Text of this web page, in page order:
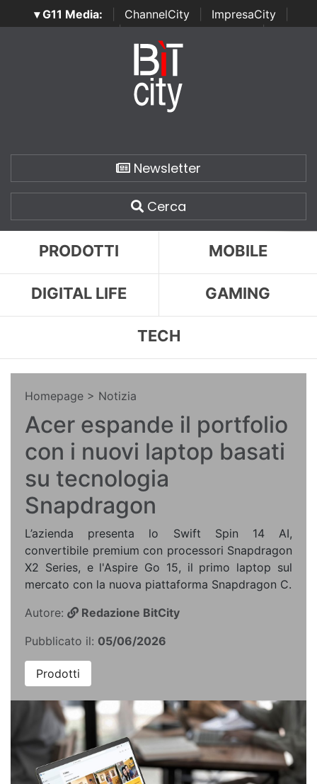
▾ G11 Media: ChannelCity ImpresaCity
SecurityOpenLab | Italian Channel Awards | Italian
Italian Security Awards
Newsletter
Cerca
PRODOTTI MOBILE
DIGITAL LIFE GAMING
TECH
Homepage > Notizia
Acer espande il portfolio
con i nuovi laptop basati
su tecnologia
Snapdragon
L’azienda presenta lo Swift Spin 14 AI,
convertibile premium con processori Snapdragon
X2 Series, e l'Aspire Go 15, il primo laptop sul
mercato con la nuova piattaforma Snapdragon C.
Autore:
Redazione BitCity
Pubblicato il: 05/06/2026
Prodotti